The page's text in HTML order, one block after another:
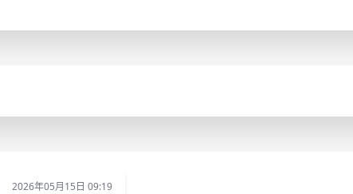
2026年05月15日 09:19